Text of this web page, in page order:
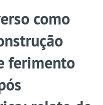
como
ferimento